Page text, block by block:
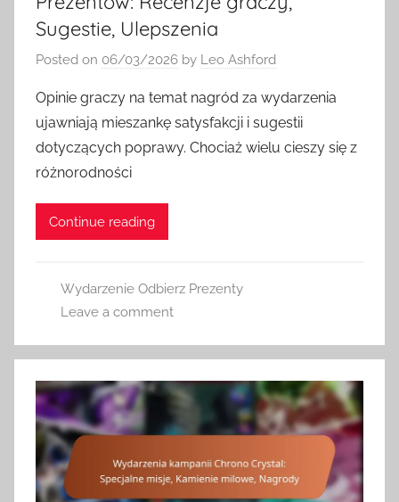
Sugestie, Ulepszenia
Posted on 06/03/2026 by Leo Ashford
Opinie graczy na temat nagród za wydarzenia
ujawniają mieszankę satysfakcji i sugestii
dotyczących poprawy. Chociaż wielu cieszy się z
różnorodności
Continue reading
Wydarzenie Odbierz Prezenty
Leave a comment